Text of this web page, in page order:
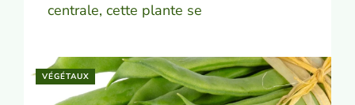
centrale, cette plante se
VÉGÉTAUX